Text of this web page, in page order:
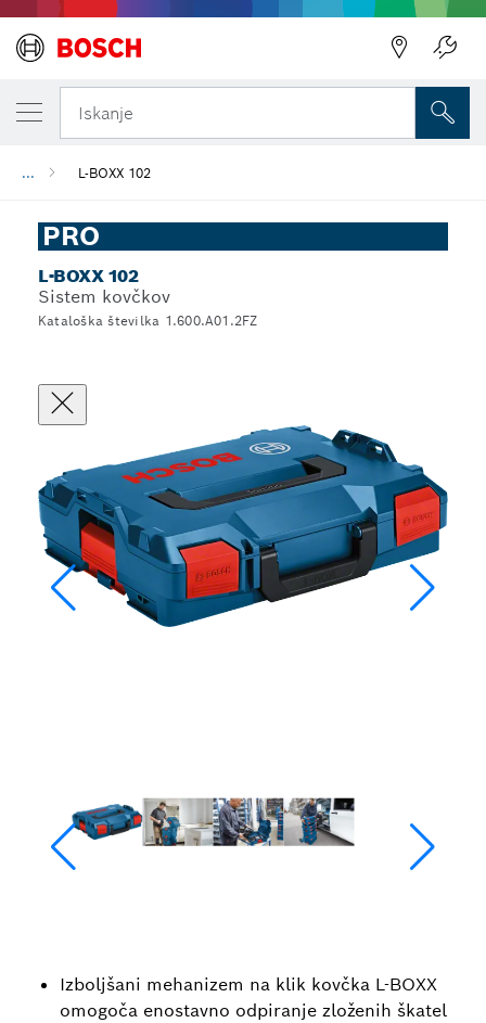
Iskanje
... L-BOXX 102
PRO
L-BOXX 102
Sistem kovčkov
Kataloška številka 1.600.A01.2FZ
Izboljšani mehanizem na klik kovčka L-BOXX
omogoča enostavno odpiranje zloženih škatel